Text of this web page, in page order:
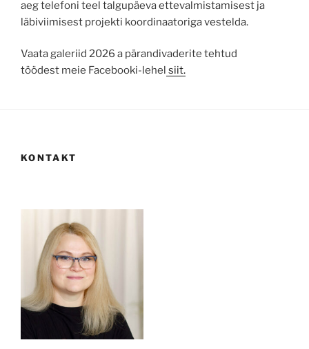
aeg telefoni teel talgupäeva ettevalmistamisest ja
läbiviimisest projekti koordinaatoriga vestelda.
Vaata galeriid 2026 a pärandivaderite tehtud
töödest meie Facebooki-lehel siit.
KONTAKT